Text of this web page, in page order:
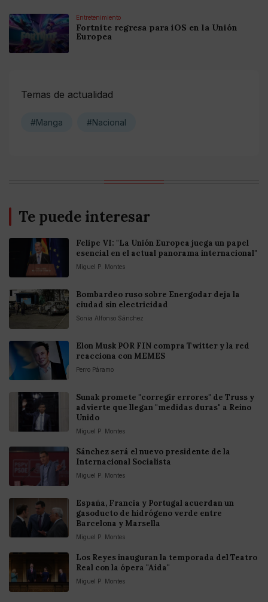
Entretenimiento
Fortnite regresa para iOS en la Unión
Europea
Temas de actualidad
#Manga #Nacional
Te puede interesar
Felipe VI: "La Unión Europea juega un papel
esencial en el actual panorama internacional"
Miguel P. Montes
Bombardeo ruso sobre Energodar deja la
ciudad sin electricidad
Sonia Alfonso Sánchez
Elon Musk POR FIN compra Twitter y la red
reacciona con MEMES
Perro Páramo
Sunak promete "corregir errores" de Truss y
advierte que llegan "medidas duras" a Reino
Unido
Miguel P. Montes
Sánchez será el nuevo presidente de la
Internacional Socialista
Miguel P. Montes
España, Francia y Portugal acuerdan un
gasoducto de hidrógeno verde entre
Barcelona y Marsella
Miguel P. Montes
Los Reyes inauguran la temporada del Teatro
Real con la ópera "Aída"
Miguel P. Montes